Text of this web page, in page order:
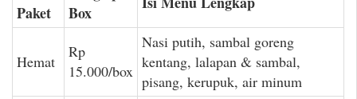
Paket
Box
Hemat
Rp
15.000/box
Nasi putih, sambal goreng
kentang, lalapan & sambal,
pisang, kerupuk, air minum